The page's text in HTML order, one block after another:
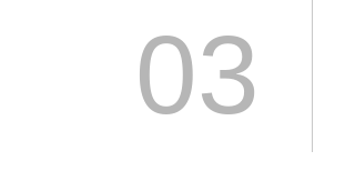
03